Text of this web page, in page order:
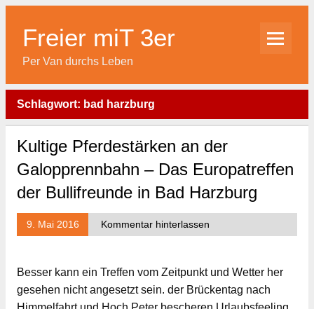
Skip
contentFreier miT 3er
Per Van durchs Leben
Schlagwort: bad harzburg
Kultige Pferdestärken an der
Galopprennbahn – Das Europatreffen
der Bullifreunde in Bad Harzburg
9. Mai 2016 Kommentar hinterlassen
Besser kann ein Treffen vom Zeitpunkt und Wetter her
gesehen nicht angesetzt sein. der Brückentag nach